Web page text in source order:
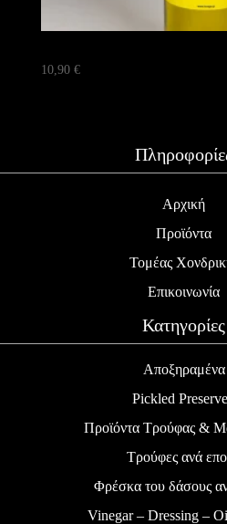
10,90 €
Αρχική
Προϊόντα
Τομέας
Επικοινωνία
Κατηγορίες
Αποξηραμένα
Pickled
Προϊόντα Τρούφας &
Τρούφες ανά
Φρέσκα του δάσους
Vinegar – Dressing –